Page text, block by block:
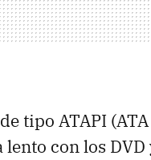
tipo ATAPI
con los